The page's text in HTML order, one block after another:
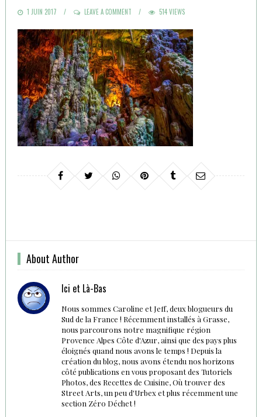
POSTED
1 JUIN 2017 LEAVE A COMMENT 514 VIEWS
About Author
Ici et Là-Bas
Nous sommes Caroline et Jeff, deux blogueurs du
Sud de la France ! Récemment installés à Grasse,
nous parcourons notre magnifique région
Provence Alpes Côte d'Azur, ainsi que des pays plus
éloignés quand nous avons le temps ! Depuis la
création du blog, nous avons étendu nos horizons
côté publications en vous proposant des Tutoriels
Photos, des Recettes de Cuisine, Où trouver des
Street Arts, un peu d'Urbex et plus récemment une
section Zéro Déchet !